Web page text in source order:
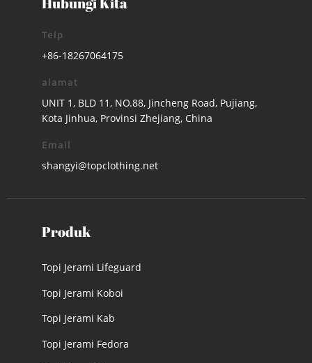
Telp
+86-18267064175
alamat
UNIT 1, BLD 11, NO.88, Jincheng Road, Pujiang,
Kota Jinhua, Provinsi Zhejiang, China
Email
shangyi@topclothing.net
Produk
Topi Jerami Lifeguard
Topi Jerami Koboi
Topi Jerami Kab
Topi Jerami Fedora